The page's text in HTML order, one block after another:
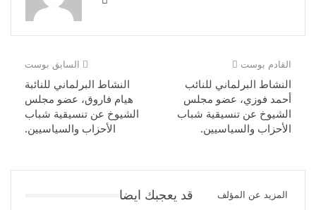
السابق بوست
النشاط البرلماني للنائبة
هيام فاروق، عضو مجلس
الشيوخ عن تنسيقية شباب
الأحزاب والسياسيين.
القادم بوست
النشاط البرلماني للنائب
أحمد فوزي، عضو مجلس
الشيوخ عن تنسيقية شباب
الأحزاب والسياسيين.
قد يعجبك ايضا المزيد عن المؤلف